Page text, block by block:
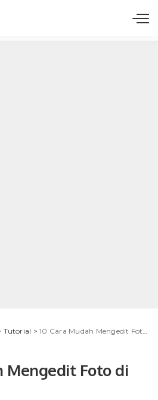
Tutorial >10 Cara Mudah Mengedit Foto di Laptop
Mengedit Foto di